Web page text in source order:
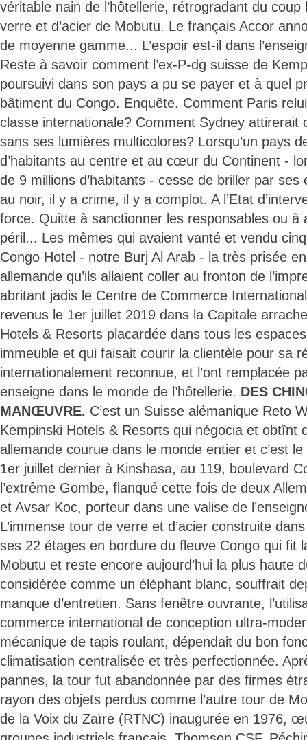
véritable nain de l’hôtellerie, rétrogradant du
verre et d’acier de Mobutu. Le français Accor
de moyenne gamme... L’espoir est-il dans
Reste à savoir comment l’ex-P-dg suisse de
poursuivi dans son pays a pu se payer et à quel
bâtiment du Congo. Enquête. Comment Paris
classe internationale? Comment Sydney attirerait
sans ses lumières multicolores? Lorsqu’un pays
d’habitants au centre et au cœur du Continent -
de 9 millions d’habitants - cesse de briller par
au noir, il y a crime, il y a complot. A l’Etat
force. Quitte à sanctionner les responsables ou à
péril... Les mêmes qui avaient vanté et vendu
Congo Hotel - notre Burj Al Arab - la très prisée
allemande qu’ils allaient coller au fronton de
abritant jadis le Centre de Commerce
revenus le 1er juillet 2019 dans la Capitale
Hotels & Resorts placardée dans tous les
immeuble et qui faisait courir la clientèle pour sa
internationalement reconnue, et l’ont remplacée
enseigne dans le monde de l’hôtellerie. DES
MANŒUVRE. C’est un Suisse alémanique Reto
Kempinski Hotels & Resorts qui négocia et obtînt
allemande courue dans le monde entier et c’est
1er juillet dernier à Kinshasa, au 119, boulevard
l’extrême Gombe, flanqué cette fois de deux
et Avsar Koc, porteur dans une valise de
L’immense tour de verre et d’acier construite
ses 22 étages en bordure du fleuve Congo qui fit
Mobutu et reste encore aujourd’hui la plus haute
considérée comme un éléphant blanc, souffrait
manque d’entretien. Sans fenêtre ouvrante,
commerce international de conception ultra-
mécanique de tapis roulant, dépendait du bon
climatisation centralisée et très perfectionnée.
pannes, la tour fut abandonnée par des firmes
rayon des objets perdus comme l’autre tour de
de la Voix du Zaïre (RTNC) inaugurée en 1976,